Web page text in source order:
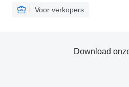
Voor verkopers
Download